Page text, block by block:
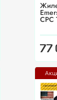
CPC
77